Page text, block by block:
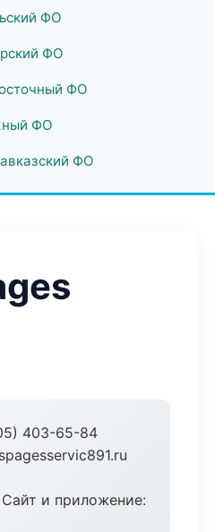
ФО
ФО
ФО
ФО
ФО
403-65-84
Сайт и приложение: